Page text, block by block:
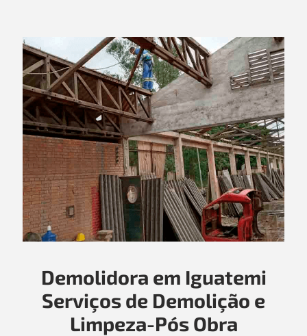
Demolidora em Iguatemi
Serviços de Demolição e
Limpeza-Pós Obra